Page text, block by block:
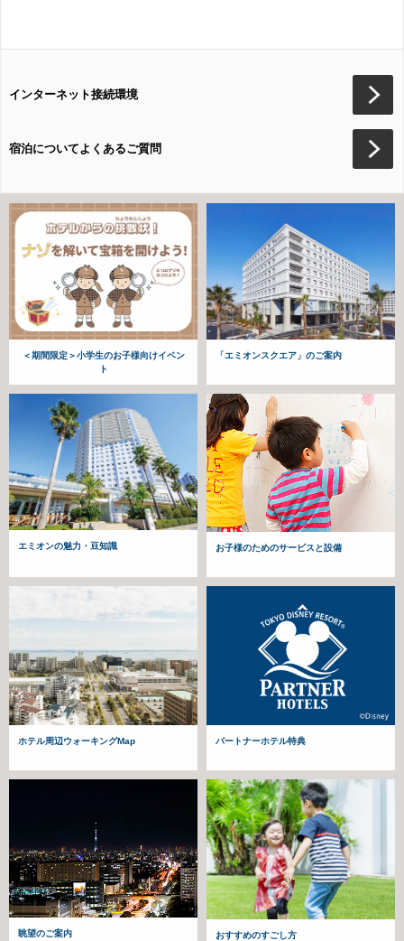
インターネット接続環境
宿泊についてよくあるご質問
＜期間限定＞小学生のお子様向けイベン
ト
「エミオンスクエア」のご案内
エミオンの魅力・豆知識 お子様のためのサービスと設備
ホテル周辺ウォーキングMap パートナーホテル特典
眺望のご案内 おすすめのすごし方